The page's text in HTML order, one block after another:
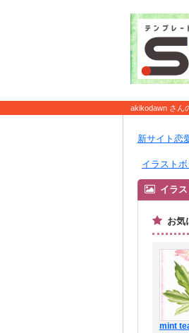
akikodawn さん
新サイト恋
イラスト
イラス
お気
mint